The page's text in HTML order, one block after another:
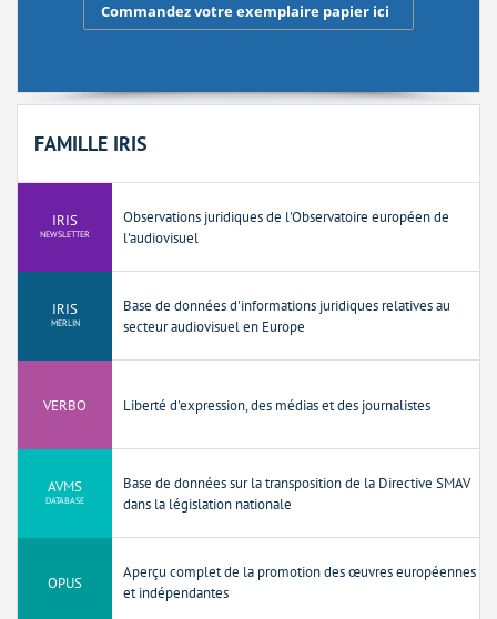
Commandez votre exemplaire papier ici
FAMILLE IRIS
IRIS
NEWSLETTER
Observations juridiques de l'Observatoire européen de
l'audiovisuel
IRIS
MERLIN
Base de données d'informations juridiques relatives au
secteur audiovisuel en Europe
VERBO Liberté d'expression, des médias et des journalistes
AVMS
DATABASE
Base de données sur la transposition de la Directive SMAV
dans la législation nationale
OPUS
Aperçu complet de la promotion des œuvres européennes
et indépendantes